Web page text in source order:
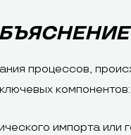
процессов,
импорта